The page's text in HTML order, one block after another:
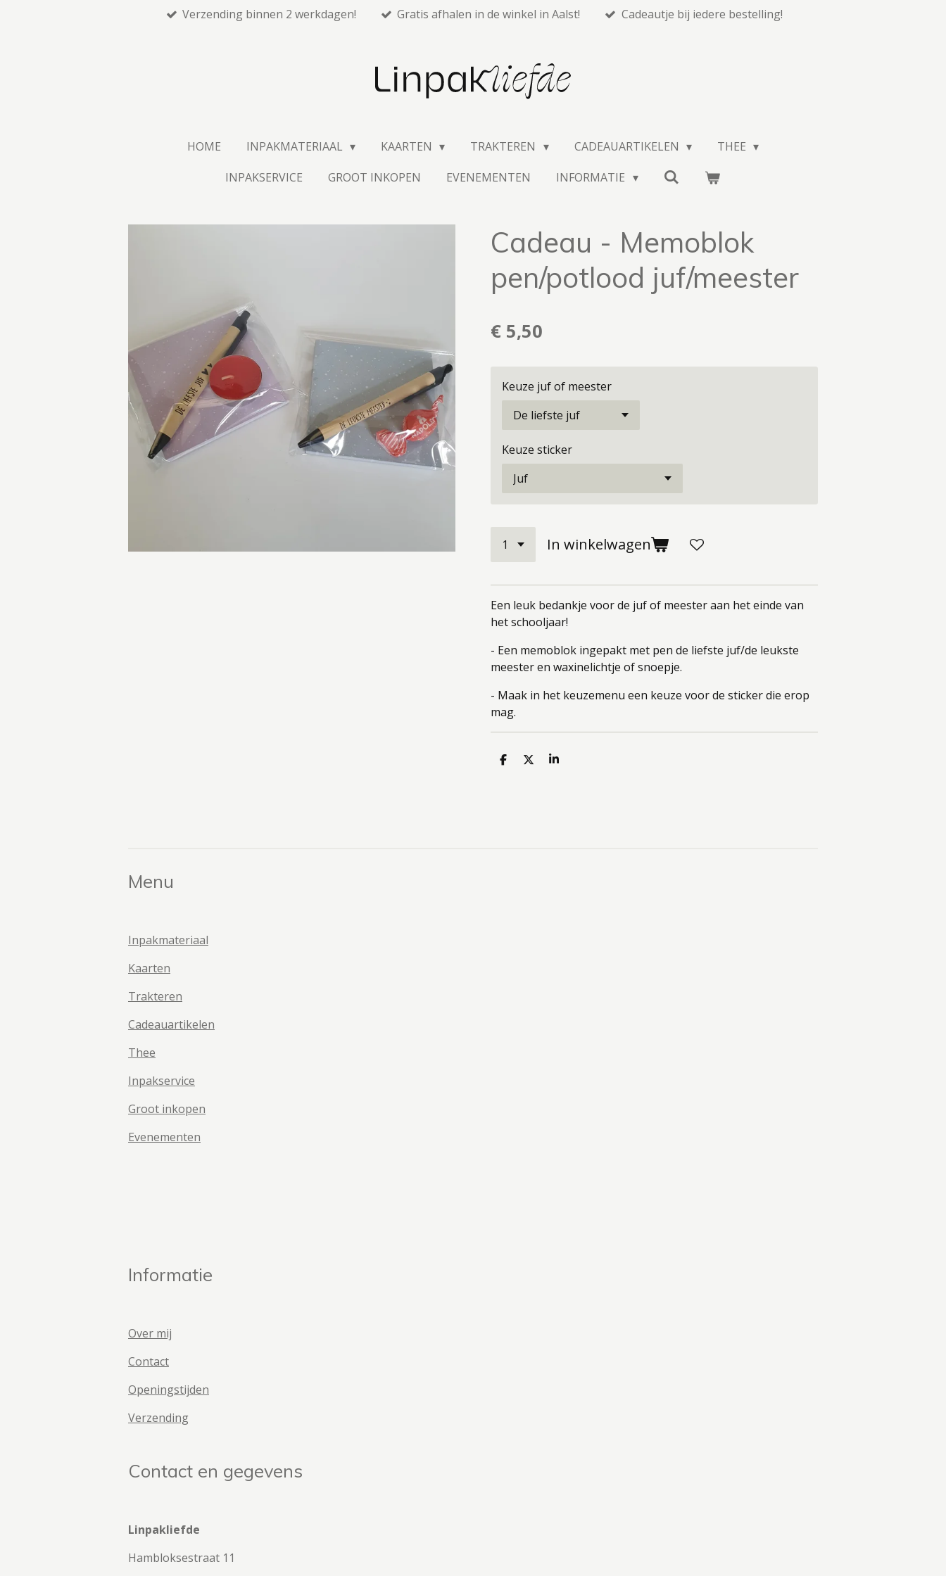
Verzending binnen 2 werkdagen! Gratis afhalen in de winkel in Aalst! Cadeautje bij iedere bestelling!
HOME INPAKMATERIAAL KAARTEN TRAKTEREN CADEAUARTIKELEN
THEE
INPAKSERVICE
GROOT INKOPEN EVENEMENTEN INFORMATIE
Cadeau - Memoblok
pen/potlood juf/meester
€ 5,50
Keuze juf of meester
Keuze sticker
In winkelwagen
Een leuk bedankje voor de juf of meester aan het einde van
het schooljaar!
- Een memoblok ingepakt met pen de liefste juf/de leukste
meester en waxinelichtje of snoepje.
- Maak in het keuzemenu een keuze voor de sticker die erop
mag.
D
D
S
Menu
Inpakmateriaal
Kaarten
Trakteren
Cadeauartikelen
Thee
Inpakservice
Groot inkopen
Evenementen
Informatie
Over mij
Contact
Openingstijden
Verzending
Contact en gegevens
Linpakliefde
Hambloksestraat 11